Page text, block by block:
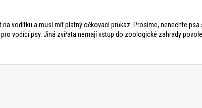
vodítku a musí mít platný očkovací průkaz. Prosíme, nenechte
vodící psy. Jiná zvířata nemají vstup do zoologické zahrady